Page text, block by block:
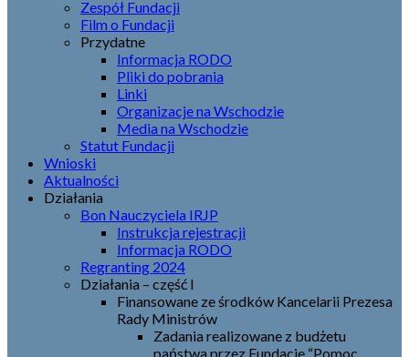
Zespół Fundacji
Film o Fundacji
Przydatne
Informacja RODO
Pliki do pobrania
Linki
Organizacje na Wschodzie
Media na Wschodzie
Statut Fundacji
Wnioski
Aktualności
Działania
Bon Nauczyciela IRJP
Instrukcja rejestracji
Informacja RODO
Regranting 2024
Działania – część I
Finansowane ze środków Kancelarii Prezesa
Rady Ministrów
Zadania realizowane z budżetu
państwa przez Fundacje “Pomoc